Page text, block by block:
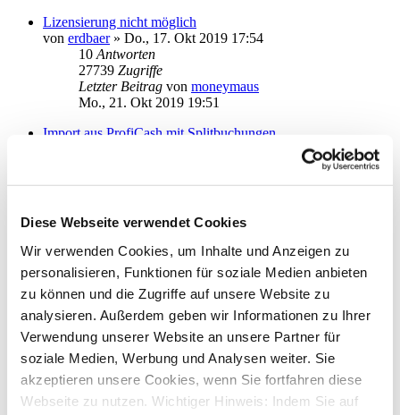
Diese Webseite verwendet Cookies
Wir verwenden Cookies, um Inhalte und Anzeigen zu
personalisieren, Funktionen für soziale Medien anbieten
zu können und die Zugriffe auf unsere Website zu
analysieren. Außerdem geben wir Informationen zu Ihrer
Verwendung unserer Website an unsere Partner für
soziale Medien, Werbung und Analysen weiter. Sie
akzeptieren unsere Cookies, wenn Sie fortfahren diese
Webseite zu nutzen. Wichtiger Hinweis: Indem Sie auf
Lizensierung nicht möglich
von erdbaer» Do., 17. Okt 2019 17:54
10 Antworten
27739 Zugriffe
Letzter Beitrag von moneymaus
Mo., 21. Okt 2019 19:51
Import aus ProfiCash mit Splitbuchungen
Rechnungskonto Anbieter online
vonmschad»Mo., 05. Aug 2019 13:57
1Antworten
18667Zugriffe
Letzter Beitrag
von
moneymaus
Do., 08. Aug 2019 08:49
Konto fehlt in Auswahl nach Installation von StarMoney 12
Di., 06. Aug 2019 13:01
2Antworten
20908Zugriffe